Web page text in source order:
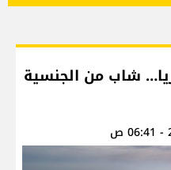
شاب من الجنسية